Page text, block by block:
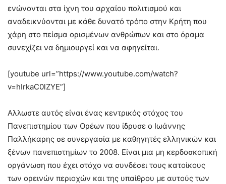
ενώνονται στα ίχνη του αρχαίου πολιτισμού και
αναδεικνύονται με κάθε δυνατό τρόπο στην Κρήτη που
χάρη στο πείσμα ορισμένων ανθρώπων και στο όραμα
συνεχίζει να δημιουργεί και να αφηγείται.
[youtube url=”https://www.youtube.com/watch?
v=hIrkaC0lZYE”]
Αλλωστε αυτός είναι ένας κεντρικός στόχος του
Πανεπιστημίου των Ορέων που ίδρυσε ο Ιωάννης
Παλλήκαρης σε συνεργασία με καθηγητές ελληνικών και
ξένων πανεπιστημίων το 2008. Είναι μια μη κερδοσκοπική
οργάνωση που έχει στόχο να συνδέσει τους κατοίκους
των ορεινών περιοχών και της υπαίθρου με αυτούς των